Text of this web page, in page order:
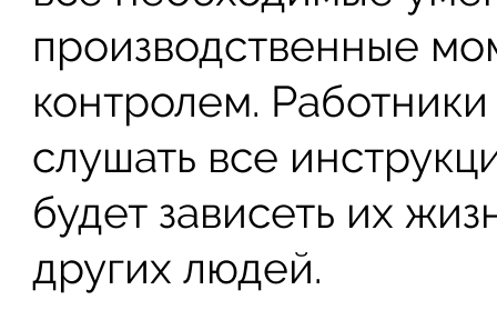
производственные
контролем.
слушать все
будет зависеть их
других людей.